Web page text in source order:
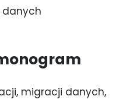
danych
migracji danych,